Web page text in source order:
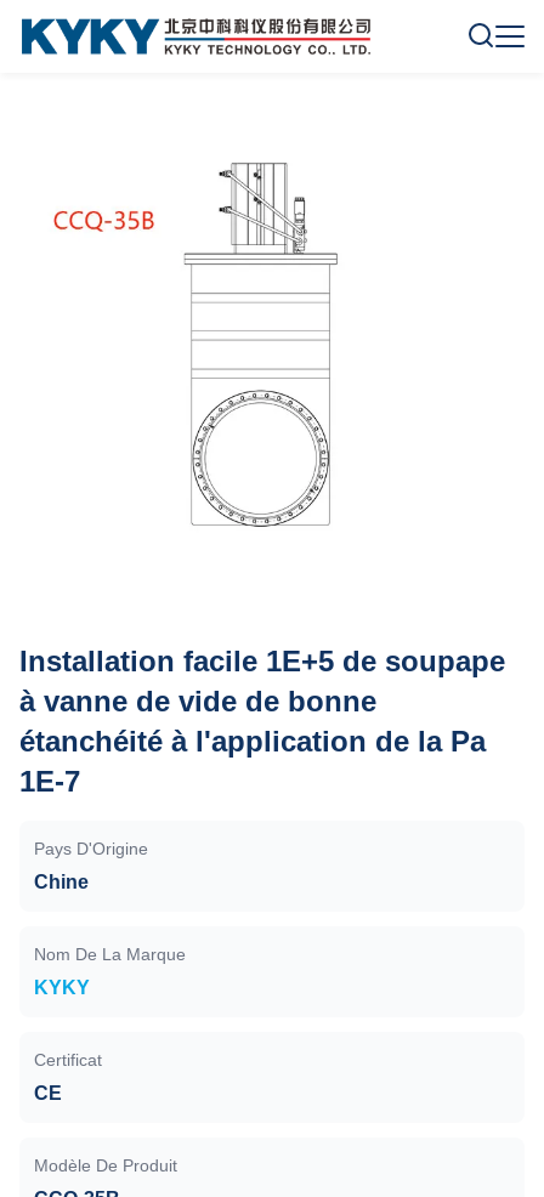
Installation facile 1E+5 de soupape
à vanne de vide de bonne
étanchéité à l'application de la Pa
1E-7
Pays D'Origine
Chine
Nom De La Marque
KYKY
Certificat
CE
Modèle De Produit